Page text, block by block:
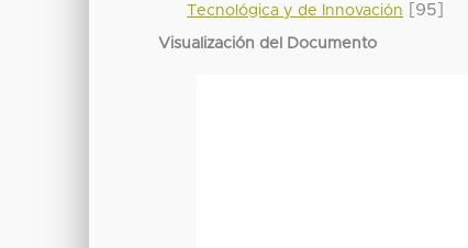
Tecnológica y de Innovación
[95]
Visualización del Documento